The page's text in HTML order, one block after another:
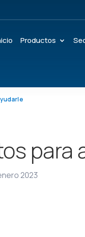
Productos
para
2023